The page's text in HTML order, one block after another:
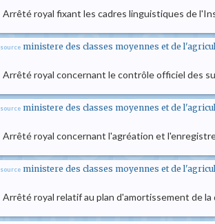
Arrêté royal fixant les cadres linguistiques de
source ministere des classes moyennes et de
Arrêté royal concernant le contrôle officiel des
source ministere des classes moyennes et de
Arrêté royal concernant l'agréation et
source ministere des classes moyennes et de
Arrêté royal relatif au plan d'amortissement de